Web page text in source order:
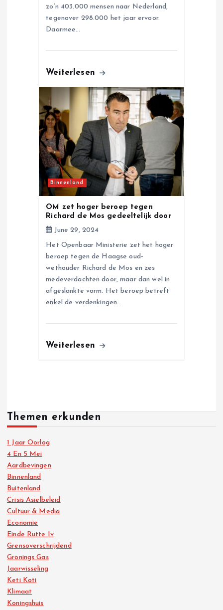
zo’n 403.000 mensen naar Nederland,
tegenover 298.000 het jaar ervoor.
Daarmee…
Weiterlesen
Binnenland
OM zet hoger beroep tegen
Richard de Mos gedeeltelijk door
June 29, 2024
Het Openbaar Ministerie zet het hoger
beroep tegen de Haagse oud-
wethouder Richard de Mos en zes
medeverdachten door, maar dan wel in
afgeslankte vorm. Het beroep betreft
enkel de verdenkingen…
Weiterlesen
Themen erkunden
1 Jaar Oorlog
4 En 5 Mei
Aardbevingen
Binnenland
Buitenland
Crisis Asielbeleid
Cultuur & Media
Economie
Einde Rutte Iv
Grensoverschrijdend
Gronings Gas
Jaarwisseling
Keti Koti
Klimaat
Koningshuis